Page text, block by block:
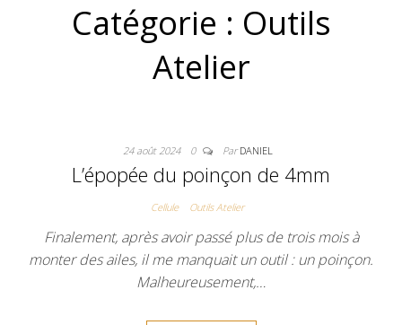
Catégorie : Outils
Atelier
24 août 2024 0 ParDANIEL
L’épopée du poinçon de 4mm
Cellule Outils Atelier
Finalement, après avoir passé plus de trois mois à
monter des ailes, il me manquait un outil : un poinçon.
Malheureusement,…